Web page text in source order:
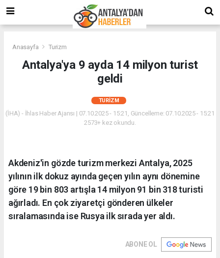
Anasayfa Turizm
Antalya'ya 9 ayda 14 milyon turist
geldi
TURIZM
(İHA) - İhlas Haber Ajansı | 07.10.2025 - 15:21, Güncelleme: 07.10.2025 - 15:21
2573+ kez okundu.
Akdeniz'in gözde turizm merkezi Antalya, 2025
yılının ilk dokuz ayında geçen yılın aynı dönemine
göre 19 bin 803 artışla 14 milyon 91 bin 318 turisti
ağırladı. En çok ziyaretçi gönderen ülkeler
sıralamasında ise Rusya ilk sırada yer aldı.
ABONE OL